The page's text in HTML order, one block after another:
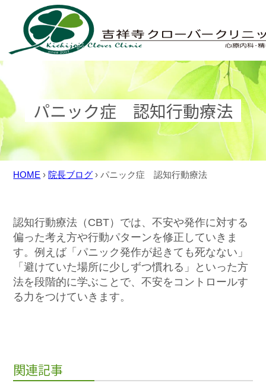
content
パニック症 認知行動療法
HOME › 院長ブログ › パニック症 認知行動療法
認知行動療法（CBT）では、不安や発作に対する
偏った考え方や行動パターンを修正していきま
す。例えば「パニック発作が起きても死なない」
「避けていた場所に少しずつ慣れる」といった方
法を段階的に学ぶことで、不安をコントロールす
る力をつけていきます。
関連記事